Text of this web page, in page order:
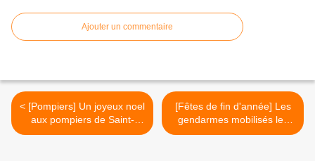
Ajouter un commentaire
< [Pompiers] Un joyeux noel
aux pompiers de Saint-
Affrique
[Fêtes de fin d'année] Les
gendarmes mobilisés les
soirs de réveillon >